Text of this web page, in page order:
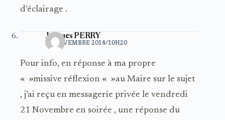
d’éclairage .
Jacques PERRY
22 NOVEMBRE 2014/10H20
Pour info, en réponse à ma propre
« »missive réflexion « »au Maire sur le sujet
, j’ai reçu en messagerie privée le vendredi
21 Novembre en soirée , une réponse du